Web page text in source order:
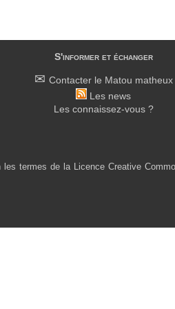
S'informer et échanger
Contacter le Matou matheux
Les news
Les connaissez-vous ?
termes de la Licence Creative